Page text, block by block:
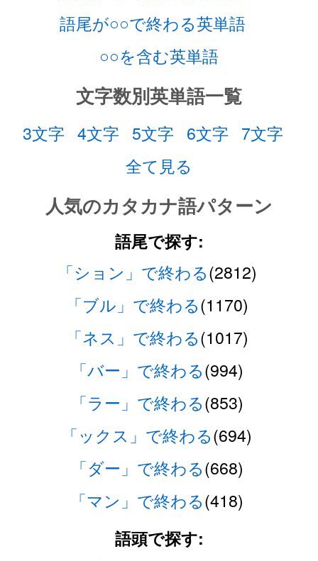
語尾が○○で終わる英単語
○○を含む英単語
文字数別英単語一覧
3文字 4文字 5文字 6文字 7文字
全て見る
人気のカタカナ語パターン
語尾で探す:
「ション」で終わる(2812)
「ブル」で終わる(1170)
「ネス」で終わる(1017)
「バー」で終わる(994)
「ラー」で終わる(853)
「ックス」で終わる(694)
「ダー」で終わる(668)
「マン」で終わる(418)
語頭で探す: